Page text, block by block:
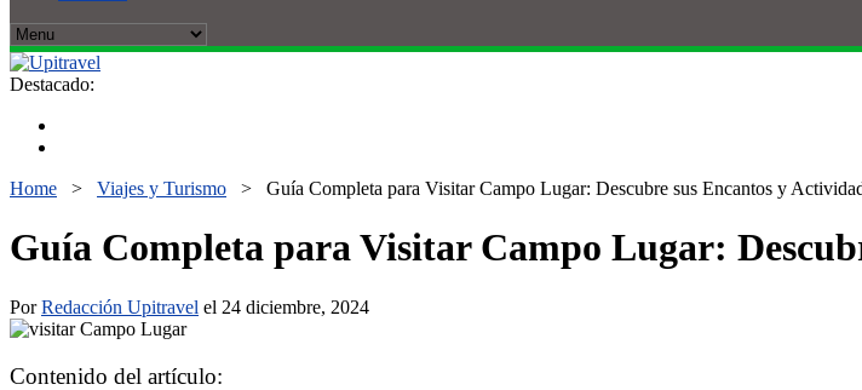
Destacado:
Home > Viajes y Turismo > Guía Completa para Visitar Campo Lugar: Descubre sus Encantos y
Guía Completa para Visitar Campo Lugar:
PorRedacción Upitravel el 24 diciembre, 2024
Contenido del artículo: